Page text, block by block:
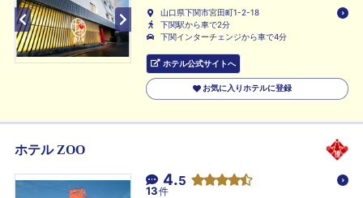
山口県下関市宮田町1-2-18
下関駅から車で2分
下関インターチェンジから車で4分
ホテル公式サイトへ
お気に入りホテルに登録
ホテル ZOO
4.5
13件